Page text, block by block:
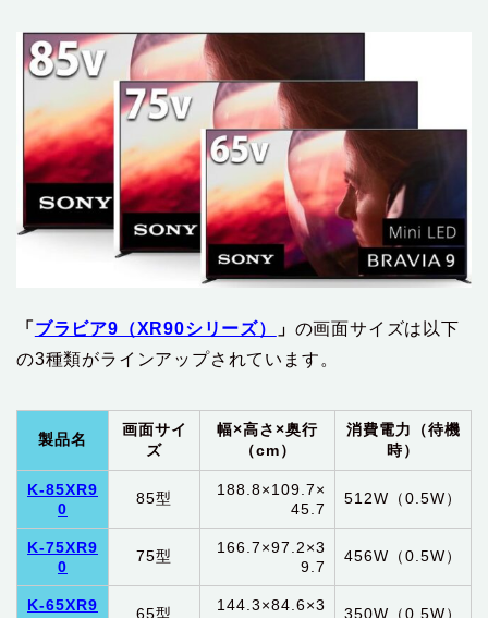
「 ブラビア9（XR90シリーズ） 」 の画面サイズは以下
の3種類がラインアップされています。
製品名
画面サイ
ズ
幅×高さ×奥行
（cm）
消費電力（待機
時）
K-85XR9
0
85型
188.8×109.7×
45.7
512W（0.5W）
K-75XR9
0
75型
166.7×97.2×3
9.7
456W（0.5W）
K-65XR9
65型
144.3×84.6×3
350W（0.5W）